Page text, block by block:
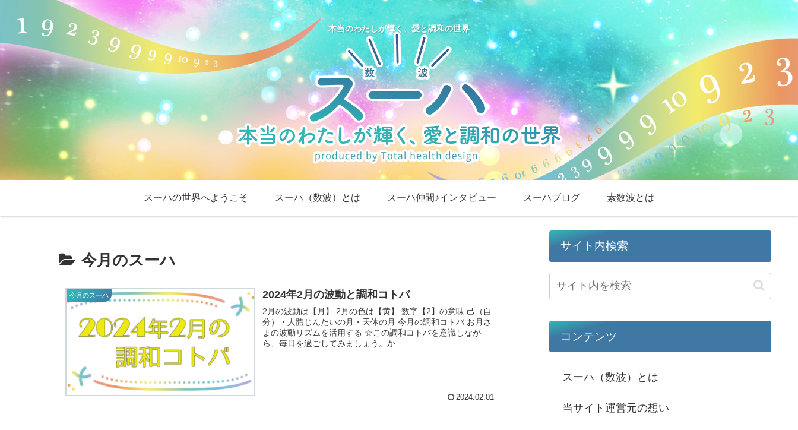
本当のわたしが輝く、愛と調和の世界
スーハの世界へようこそ スーハ（数波）とは スーハ仲間♪インタビュー スーハブログ 素数波とは
今月のスーハ
今月のスーハ 2024年2月の波動と調和コトバ
2月の波動は【月】 2月の色は【黄】 数字【2】の意味 己（自
分）・人體じんたいの月・天体の月 今月の調和コトバ お月さ
まの波動リズムを活用する ☆この調和コトバを意識しなが
ら、毎日を過ごしてみましょう。か...
2024.02.01
サイト内検索
コンテンツ
スーハ（数波）とは
当サイト運営元の想い